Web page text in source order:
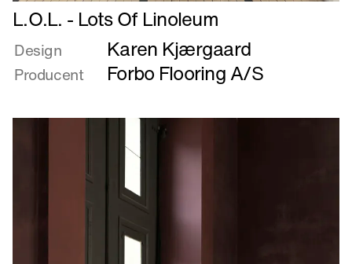
Læs
mere
om
L.O.L.
-
Of
L.O.L. - Lots Of Linoleum
Design Karen Kjærgaard
Producent Forbo Flooring A/S